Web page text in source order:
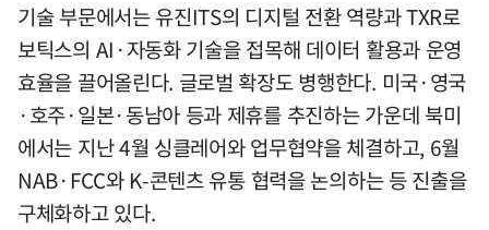
기술 부문에서는 유진ITS의 디지털 전환 역량과 TXR로
보틱스의 AI·자동화 기술을 접목해 데이터 활용과 운영
효율을 끌어올린다. 글로벌 확장도 병행한다. 미국·영국
·호주·일본·동남아 등과 제휴를 추진하는 가운데 북미
에서는 지난 4월 싱클레어와 업무협약을 체결하고, 6월
NAB·FCC와 K-콘텐츠 유통 협력을 논의하는 등 진출을
구체화하고 있다.